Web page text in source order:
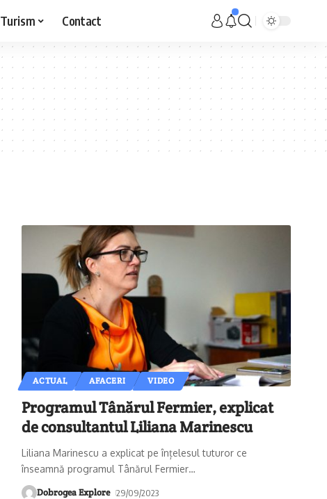
Turism Contact
ACTUAL AFACERI VIDEO
Programul Tânărul Fermier, explicat
de consultantul Liliana Marinescu
Liliana Marinescu a explicat pe înțelesul tuturor ce
înseamnă programul Tânărul Fermier…
Dobrogea Explore 29/09/2023